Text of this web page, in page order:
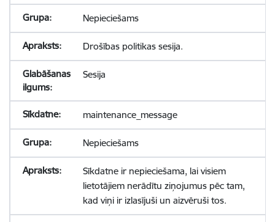
Nepieciešams
Drošības politikas sesija.
Sesija
maintenance_message
Nepieciešams
Sīkdatne ir nepieciešama, lai visiem
lietotājiem nerādītu ziņojumus pēc tam,
kad viņi ir izlasījuši un aizvēruši tos.